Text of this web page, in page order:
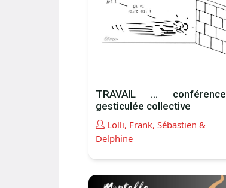
TRAVAIL … conférence
gesticulée collective
Lolli, Frank, Sébastien &
Delphine